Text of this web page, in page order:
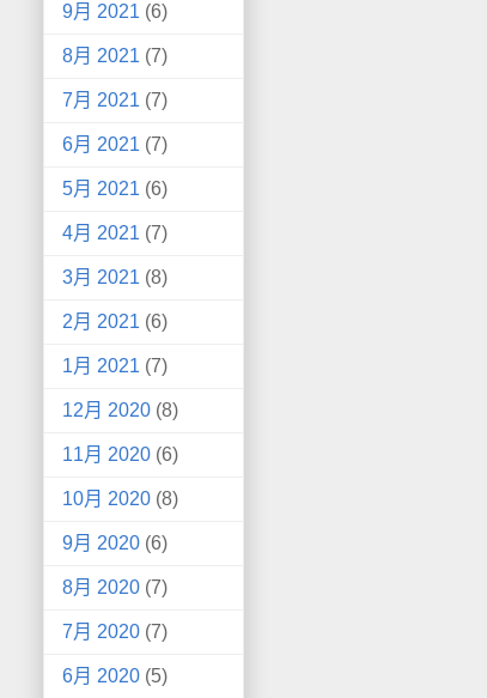
9月 2021 (6)
8月 2021 (7)
7月 2021 (7)
6月 2021 (7)
5月 2021 (6)
4月 2021 (7)
3月 2021 (8)
2月 2021 (6)
1月 2021 (7)
12月 2020 (8)
11月 2020 (6)
10月 2020 (8)
9月 2020 (6)
8月 2020 (7)
7月 2020 (7)
6月 2020 (5)